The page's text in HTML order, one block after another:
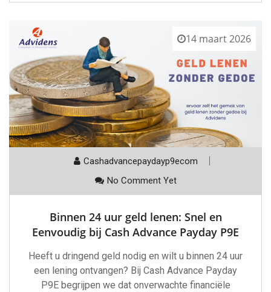
14 maart 2026
Cashadvancepaydayp9ecom
No Comment Yet
Binnen 24 uur geld lenen: Snel en
Eenvoudig bij Cash Advance Payday P9E
Heeft u dringend geld nodig en wilt u binnen 24 uur
een lening ontvangen? Bij Cash Advance Payday
P9E begrijpen we dat onverwachte financiële